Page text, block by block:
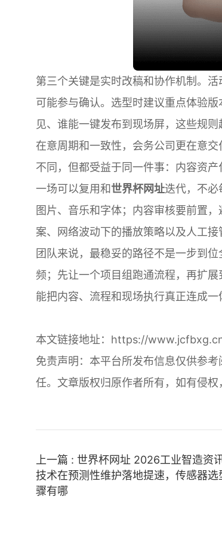
第三个关键是实时改稿和协作机制。
可能参与确认。选型时建议重点体验
见、谁能一键发布到现场屏，这些规
在意周期和一致性，会务公司更在意
不同，但都受益于同一件事：内容资
一场可以复用和世界杯网址迭代，不
图片、音乐和字体；内容审核要前置
案、网络波动下的播放策略以及人工
团队来说，最稳妥的路径不是一步到
频；先让一个项目组跑通流程，再扩
能把内容、流程和现场执行真正连成一
本文链接地址： https://
免责声明：本平台所发布信息仅供参
任。文章版权归原作者所有，如有侵权
上一篇 : 世界杯网址 2026工业智造资
技术在预测性维护落地提速，传感器选
骤有哪